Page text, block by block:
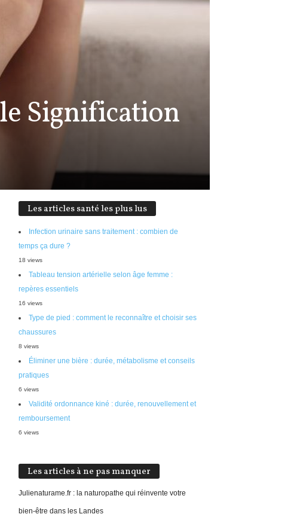
Signification
Les articles santé les plus lus
Infection urinaire sans traitement : combien de
temps ça dure ?
18 views
Tableau tension artérielle selon âge femme :
repères essentiels
16 views
Type de pied : comment le reconnaître et choisir ses
chaussures
8 views
Éliminer une bière : durée, métabolisme et conseils
pratiques
6 views
Validité ordonnance kiné : durée, renouvellement et
remboursement
6 views
Les articles à ne pas manquer
Julienaturame.fr : la naturopathe qui réinvente votre
bien-être dans les Landes